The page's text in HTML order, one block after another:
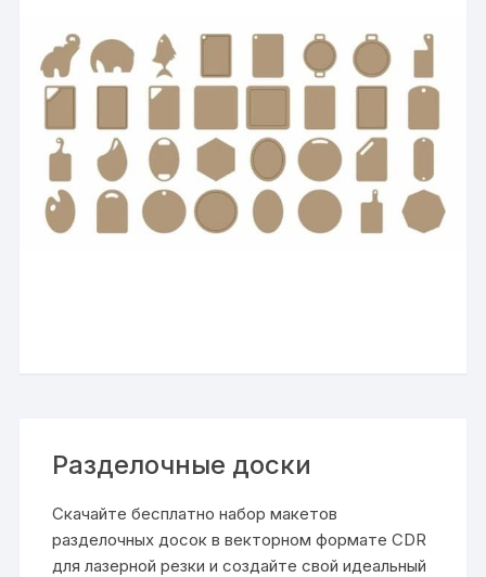
Разделочные доски
Скачайте бесплатно набор макетов
разделочных досок в векторном формате CDR
для лазерной резки и создайте свой идеальный